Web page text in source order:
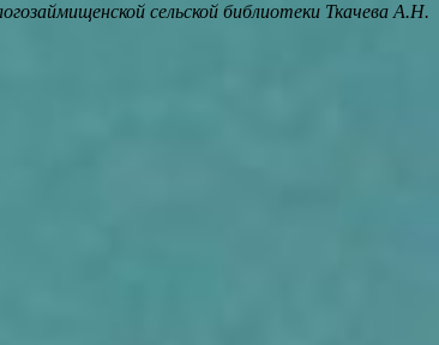
сельской библиотеки Ткачева А.Н.